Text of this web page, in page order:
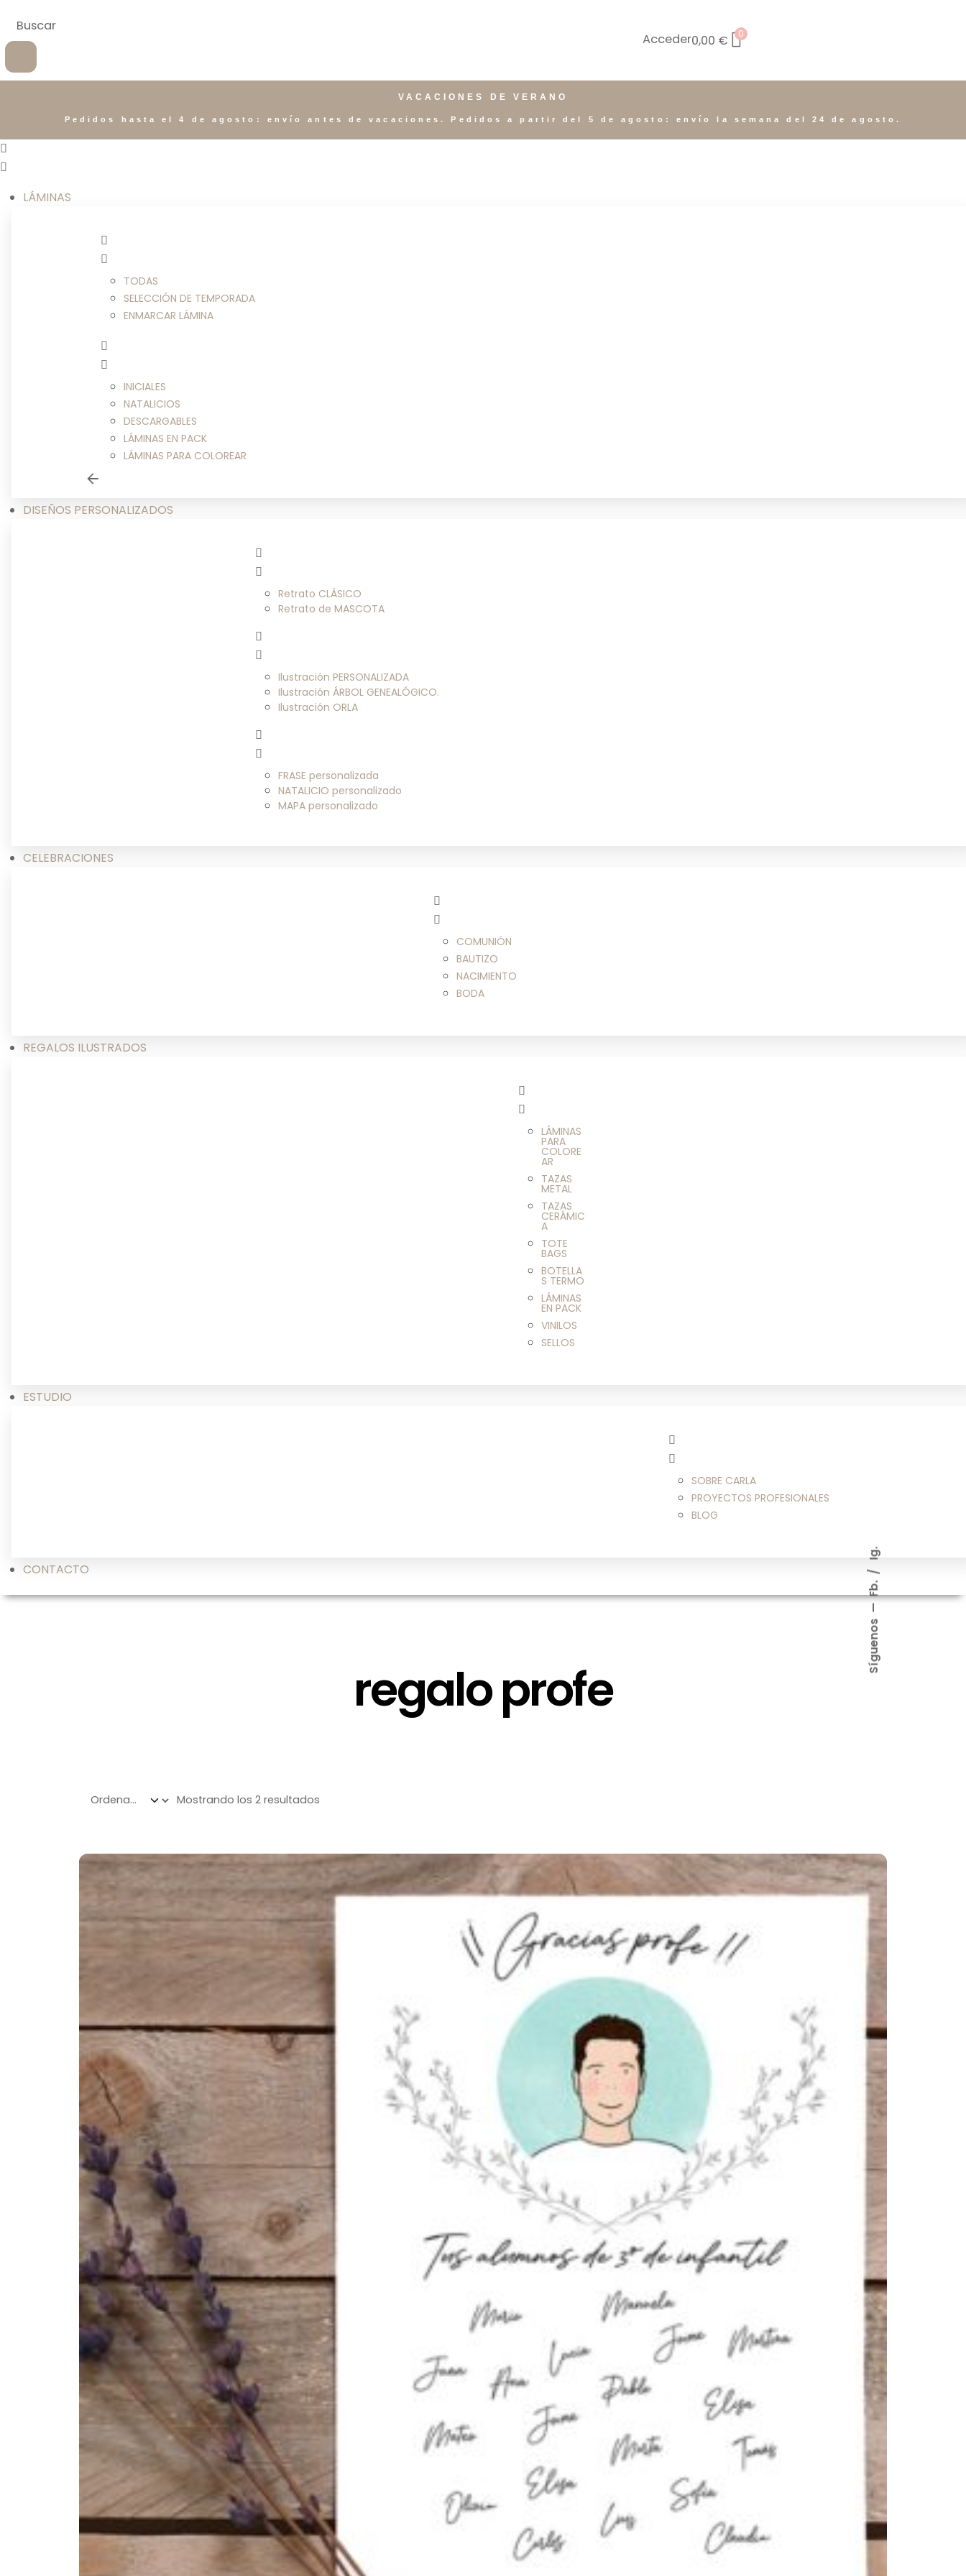
Acceder0,00 € 0
VACACIONES DE VERANO
Pedidos hasta el 4 de agosto: envío antes de vacaciones. Pedidos a partir del 5 de agosto: envío la semana del 24 de agosto.
LÁMINAS
TODAS
SELECCIÓN DE TEMPORADA
ENMARCAR LÁMINA
INICIALES
NATALICIOS
DESCARGABLES
LÁMINAS EN PACK
LÁMINAS PARA COLOREAR
DISEÑOS PERSONALIZADOS
Retrato CLÁSICO
Retrato de MASCOTA
Ilustración PERSONALIZADA
Ilustración ÁRBOL GENEALÓGICO.
Ilustración ORLA
FRASE personalizada
NATALICIO personalizado
MAPA personalizado
CELEBRACIONES
COMUNIÓN
BAUTIZO
NACIMIENTO
BODA
REGALOS ILUSTRADOS
LÁMINAS
PARA
COLORE
AR
TAZAS
METAL
TAZAS
CERÁMIC
A
TOTE
BAGS
BOTELLA
S TERMO
LÁMINAS
EN PACK
VINILOS
SELLOS
ESTUDIO
SOBRE CARLA
PROYECTOS PROFESIONALES
BLOG
CONTACTO
Síguenos
Fb.
Ig.
regalo profe
Mostrando los 2 resultados